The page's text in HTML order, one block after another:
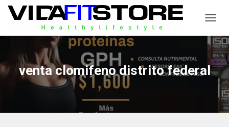
venta clomifeno distrito federal